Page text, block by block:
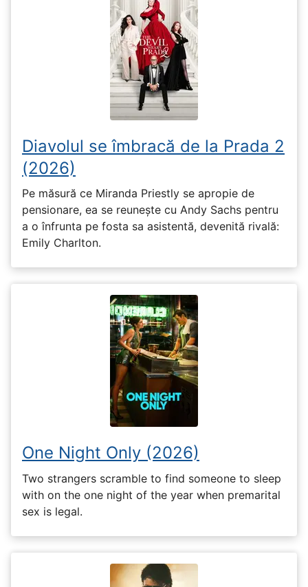
Diavolul se îmbracă de la Prada 2
(2026)
Pe măsură ce Miranda Priestly se apropie de
pensionare, ea se reunește cu Andy Sachs pentru
a o înfrunta pe fosta sa asistentă, devenită rivală:
Emily Charlton.
One Night Only (2026)
Two strangers scramble to find someone to sleep
with on the one night of the year when premarital
sex is legal.